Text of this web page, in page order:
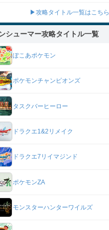
▶攻略タイトル一覧はこちら
シューマー攻略タイトル一覧
ぽこあポケモン
ポケモンチャンピオンズ
タスクバーヒーロー
ドラクエ1&2リメイク
ドラクエ7リイマジンド
ポケモンZA
モンスターハンターワイルズ